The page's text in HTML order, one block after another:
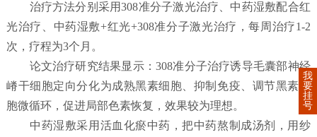
治疗方法分别采用308准分子激光治疗、中药湿敷配合红
光治疗、中药湿敷+红光+308准分子激光治疗，每周治疗1-2
次，疗程为3个月。
论文治疗研究结果显示：308准分子治疗诱导毛囊部神经
嵴干细胞定向分化为成熟黑素细胞、抑制免疫、调节黑素细
胞微循环，促进局部色素恢复，效果较为理想。
中药湿敷采用活血化瘀中药，把中药熬制成汤剂，用纱
我
要
挂
号